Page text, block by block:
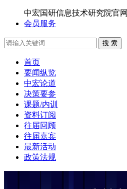
中宏国研信息技术研究院官网
会员服务
搜 索
首页
要闻纵览
中宏论道
决策要参
课题/内训
资料订阅
往届回顾
往届嘉宾
最新活动
政策法规